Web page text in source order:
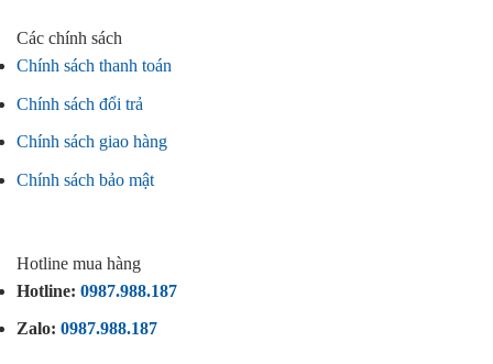
Các chính sách
Chính sách thanh toán
Chính sách đổi trả
Chính sách giao hàng
Chính sách bảo mật
Hotline mua hàng
Hotline: 0987.988.187
Zalo: 0987.988.187